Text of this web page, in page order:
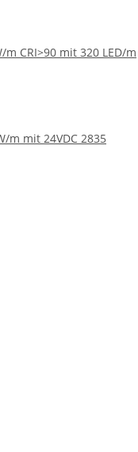
CRI>90 mit 320 LED/m